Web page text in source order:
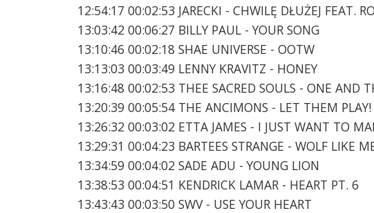
12:54:17 00:02:53 JARECKI - CHWILĘ DŁUŻEJ FEAT.
13:03:42 00:06:27 BILLY PAUL - YOUR SONG
13:10:46 00:02:18 SHAE UNIVERSE - OOTW
13:13:03 00:03:49 LENNY KRAVITZ - HONEY
13:16:48 00:02:53 THEE SACRED SOULS - ONE AND
13:20:39 00:05:54 THE ANCIMONS - LET THEM PLAY!
13:26:32 00:03:02 ETTA JAMES - I JUST WANT TO
13:29:31 00:04:23 BARTEES STRANGE - WOLF LIKE
13:34:59 00:04:02 SADE ADU - YOUNG LION
13:38:53 00:04:51 KENDRICK LAMAR - HEART PT. 6
13:43:43 00:03:50 SWV - USE YOUR HEART